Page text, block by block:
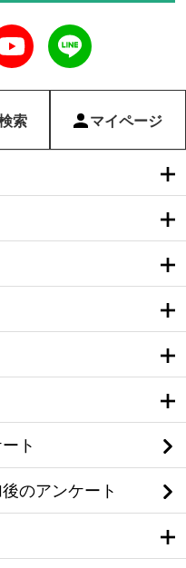
索 マイページ
ト
のアンケート